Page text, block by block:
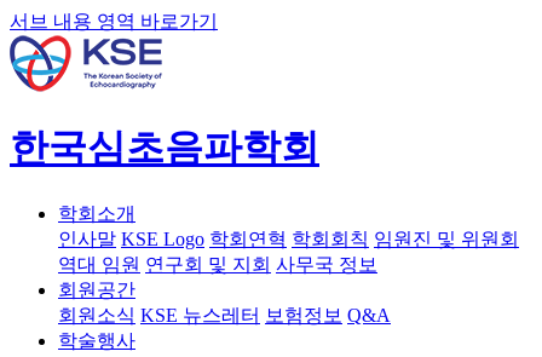
서브 내용 영역 바로가기
한국심초음파학회
학회소개
인사말 KSE Logo 학회연혁 학회회칙 임원진 및 위원회
역대 임원 연구회 및 지회 사무국 정보
회원공간
회원소식 KSE 뉴스레터 보험정보 Q&A
학술행사